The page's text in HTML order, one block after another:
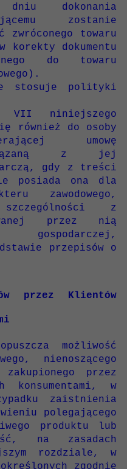
dokonania
zostanie
zwróconego towaru
korekty dokumentu
do towaru
stosuje polityki
VII niniejszego
również do osoby
umowę
z jej
gdy z treści
posiada ona dla
zawodowego,
z
przez nią
przepisów o
przez Klientów
możliwość
nienoszącego
przez
konsumentami, w
zaistnienia
polegającego
produktu lub
na zasadach
rozdziale, w